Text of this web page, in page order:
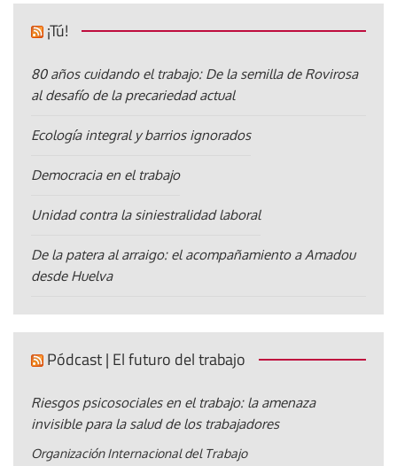
¡Tú!
80 años cuidando el trabajo: De la semilla de Rovirosa
al desafío de la precariedad actual
Ecología integral y barrios ignorados
Democracia en el trabajo
Unidad contra la siniestralidad laboral
De la patera al arraigo: el acompañamiento a Amadou
desde Huelva
Pódcast | El futuro del trabajo
Riesgos psicosociales en el trabajo: la amenaza
invisible para la salud de los trabajadores
Organización Internacional del Trabajo